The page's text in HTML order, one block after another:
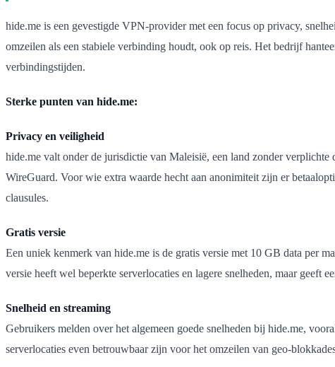
hide.me is een gevestigde VPN-provider met een focus op privacy,
omzeilen als een stabiele verbinding houdt, ook op reis. Het bedrijf
verbindingstijden.
Sterke punten van hide.me:
Privacy en veiligheid
hide.me valt onder de jurisdictie van Maleisië, een land zonder
WireGuard. Voor wie extra waarde hecht aan anonimiteit zijn er
clausules.
Gratis versie
Een uniek kenmerk van hide.me is de gratis versie met 10 GB data per
versie heeft wel beperkte serverlocaties en lagere snelheden, maar geeft
Snelheid en streaming
Gebruikers melden over het algemeen goede snelheden bij hide.me,
serverlocaties even betrouwbaar zijn voor het omzeilen van geo-